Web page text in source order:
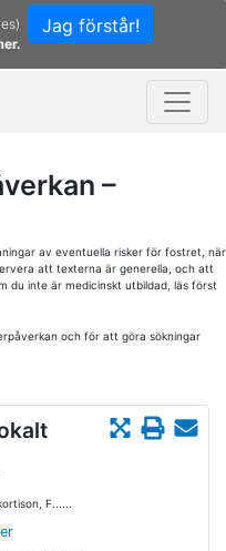
Jag förstår!
–
av eventuella risker för fostret, när
att texterna är generella, och att
du inte är medicinskt utbildad, läs först
och för att göra sökningar
F......